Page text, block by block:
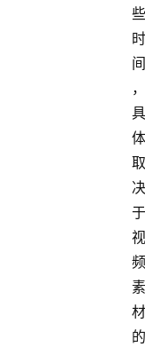
些
时
间
，
具
体
取
决
于
视
频
素
材
的